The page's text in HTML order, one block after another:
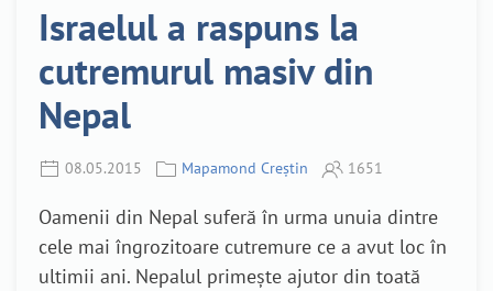
Israelul a raspuns la
cutremurul masiv din
Nepal
08.05.2015 Mapamond Creștin 1651
Oamenii din Nepal suferă în urma unuia dintre
cele mai îngrozitoare cutremure ce a avut loc în
ultimii ani. Nepalul primește ajutor din toată